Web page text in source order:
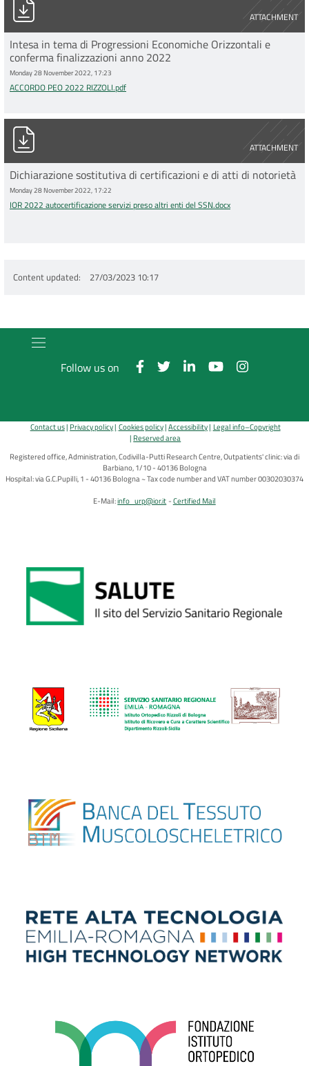
ATTACHMENT
Intesa in tema di Progressioni Economiche Orizzontali e
conferma finalizzazioni anno 2022
Monday 28 November 2022, 17:23
ACCORDO PEO 2022 RIZZOLI.pdf
ATTACHMENT
IOR 2022 autocertificazione servizi preso altri enti del
Dichiarazione sostitutiva di certificazioni e di atti di notorietà
Monday 28 November 2022, 17:22
IOR 2022 autocertificazione servizi preso altri enti del SSN.docx
Content updated 27/03/2023 10:17
Follow us on
Contact us Privacy policy Cookies policy Accessibility Legal info–Copyright
Reserved area
Registered office, Administration, Codivilla-Putti Research Centre, Outpatients' clinic: via di
Barbiano, 1/10 - 40136 Bologna
Hospital: via G.C.Pupilli, 1 - 40136 Bologna ~ Tax code number and VAT number 00302030374
E-Mail:info_urp@ior.it Certified Mail